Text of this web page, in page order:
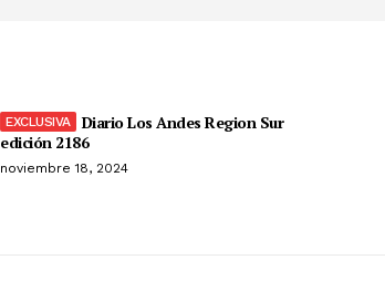
Diario Los Andes Region Sur
edición 2186
noviembre 18, 2024